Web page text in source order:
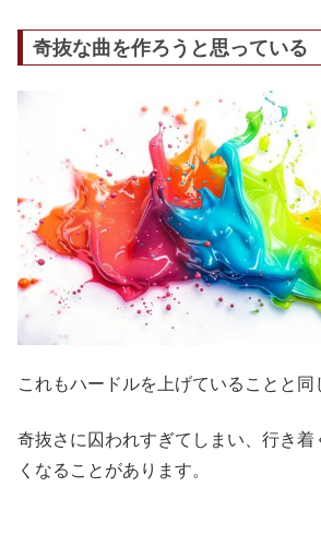
奇抜な曲を作ろうと思っている
これもハードルを上げていることと同
奇抜さに囚われすぎてしまい、行き着
くなることがあります。